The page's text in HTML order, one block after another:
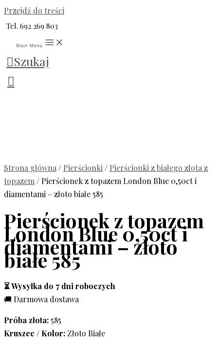
Przejdź do treści
Tel. 692 269 803
Main Menu
Szukaj
Strona główna / Pierścionki / Pierścionki z białego złota z
topazem / Pierścionek z topazem London Blue 0,50ct i
diamentami – złoto białe 585
Pierścionek z topazem
London Blue 0,50ct i
diamentami – złoto
białe 585
⏳ Wysyłka do 7 dni roboczych
🚚 Darmowa dostawa
Próba złota: 585
Kruszec / Kolor: Złoto Białe